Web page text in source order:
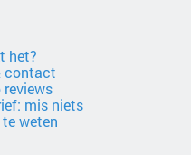
het?
contact
reviews
mis niets
weten